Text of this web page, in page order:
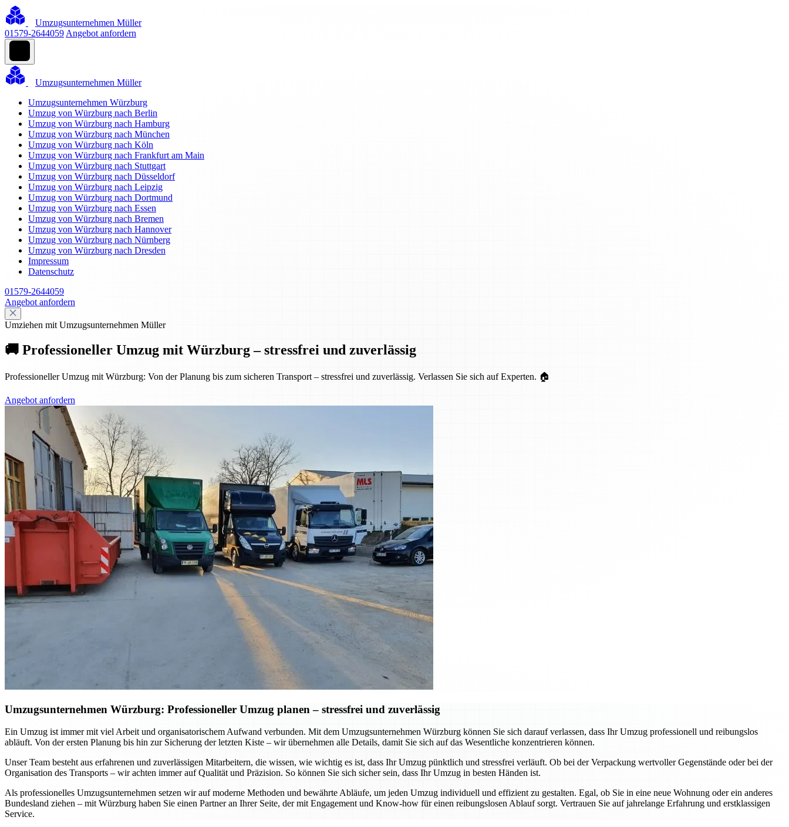
Umzugsunternehmen Müller
01579-2644059 Angebot anfordern
Umzugsunternehmen Müller
Umzugsunternehmen Würzburg
Umzug von Würzburg nach Berlin
Umzug von Würzburg nach Hamburg
Umzug von Würzburg nach München
Umzug von Würzburg nach Köln
Umzug von Würzburg nach Frankfurt am Main
Umzug von Würzburg nach Stuttgart
Umzug von Würzburg nach Düsseldorf
Umzug von Würzburg nach Leipzig
Umzug von Würzburg nach Dortmund
Umzug von Würzburg nach Essen
Umzug von Würzburg nach Bremen
Umzug von Würzburg nach Hannover
Umzug von Würzburg nach Nürnberg
Umzug von Würzburg nach Dresden
Impressum
Datenschutz
01579-2644059
Angebot anfordern
Umziehen mit Umzugsunternehmen Müller
🚚 Professioneller Umzug mit Würzburg – stressfrei und zuverlässig
Professioneller Umzug mit Würzburg: Von der Planung bis zum sicheren Transport – stressfrei und zuverlässig. Verlassen Sie sich auf Experten. 🏠
Angebot anfordern
Umzugsunternehmen Würzburg: Professioneller Umzug planen – stressfrei und zuverlässig
Ein Umzug ist immer mit viel Arbeit und organisatorischem Aufwand verbunden. Mit dem Umzugsunternehmen Würzburg können Sie sich darauf verlassen, dass Ihr Umzug professionell und reibungslos
abläuft. Von der ersten Planung bis hin zur Sicherung der letzten Kiste – wir übernehmen alle Details, damit Sie sich auf das Wesentliche konzentrieren können.
Unser Team besteht aus erfahrenen und zuverlässigen Mitarbeitern, die wissen, wie wichtig es ist, dass Ihr Umzug pünktlich und stressfrei verläuft. Ob bei der Verpackung wertvoller Gegenstände oder bei der
Organisation des Transports – wir achten immer auf Qualität und Präzision. So können Sie sich sicher sein, dass Ihr Umzug in besten Händen ist.
Als professionelles Umzugsunternehmen setzen wir auf moderne Methoden und bewährte Abläufe, um jeden Umzug individuell und effizient zu gestalten. Egal, ob Sie in eine neue Wohnung oder ein anderes
Bundesland ziehen – mit Würzburg haben Sie einen Partner an Ihrer Seite, der mit Engagement und Know-how für einen reibungslosen Ablauf sorgt. Vertrauen Sie auf jahrelange Erfahrung und erstklassigen
Service.